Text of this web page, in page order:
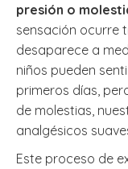
presión o
sensación ocurre
desaparece a
niños pueden
primeros días,
de molestias,
analgésicos
Este proceso de